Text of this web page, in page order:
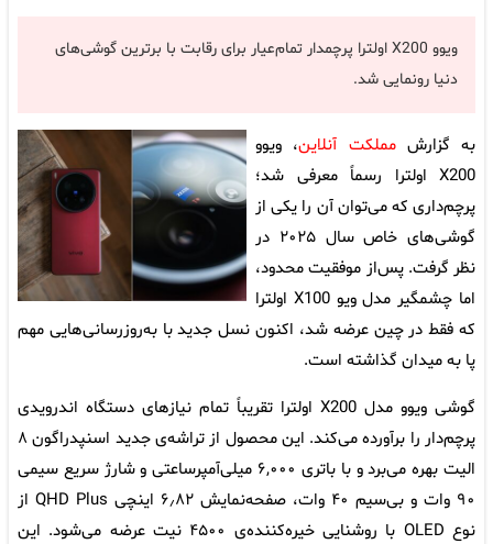
ویوو X200 اولترا پرچمدار تمام‌عیار برای رقابت با برترین گوشی‌های
دنیا رونمایی شد.
به گزارشمملکت آنلاین، ویوو
X200 اولترا رسماً معرفی شد؛
پرچم‌داری که می‌توان آن را یکی از
گوشی‌های خاص‌ سال ۲۰۲۵ در
نظر گرفت. پس‌از موفقیت محدود،
اما چشمگیر مدل ویو X100 اولترا
که فقط در چین عرضه شد، اکنون نسل جدید با به‌روزرسانی‌هایی مهم
پا به میدان گذاشته است.
گوشی ویوو مدل X200 اولترا تقریباً تمام نیازهای دستگاه اندرویدی
پرچم‌دار را برآورده می‌کند. این محصول از تراشه‌ی جدید اسنپدراگون ۸
الیت بهره می‌برد و با باتری ۶,۰۰۰ میلی‌آمپرساعتی و شارژ سریع سیمی
۹۰ وات و بی‌سیم ۴۰ وات، صفحه‌نمایش ۶٫۸۲ اینچی QHD Plus از
نوع OLED با روشنایی خیره‌کننده‌ی ۴۵۰۰ نیت عرضه می‌شود. این